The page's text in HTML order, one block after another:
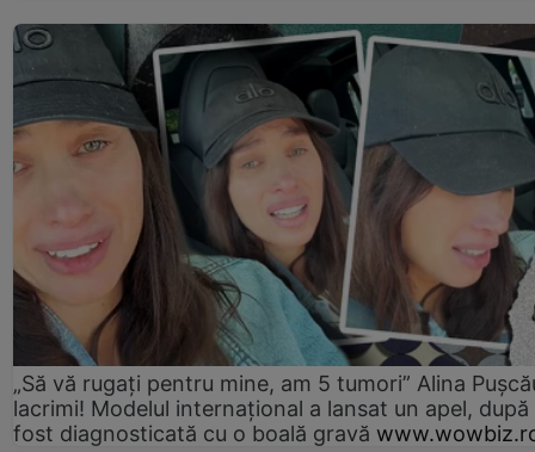
„Să vă rugați pentru mine, am 5 tumori” Alina
lacrimi! Modelul internațional a lansat un apel, după
fost diagnosticată cu o boală gravă